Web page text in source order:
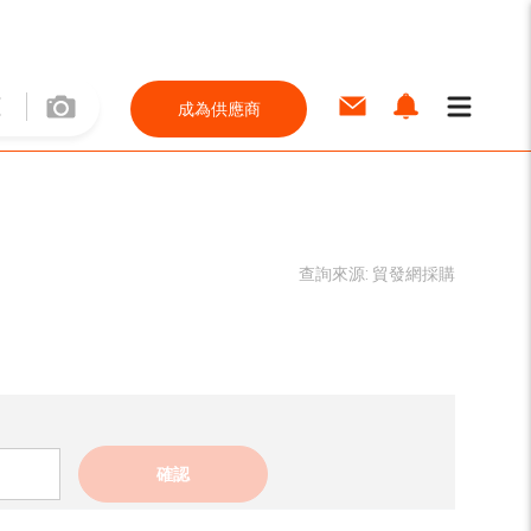
成為供應商
查詢來源: 貿發網採購
確認